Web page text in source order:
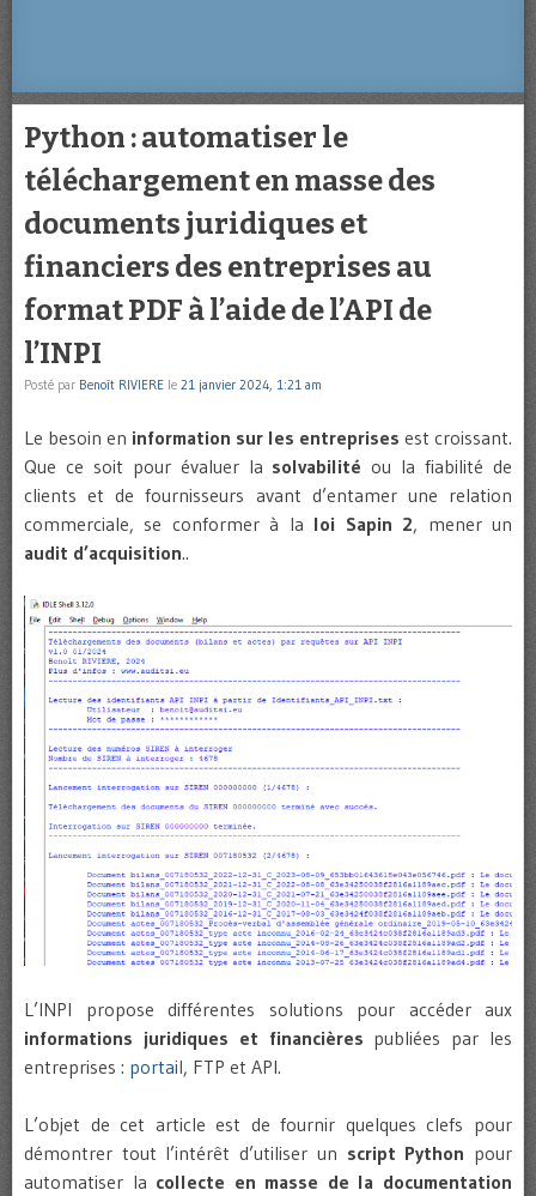
Python : automatiser le
téléchargement en masse des
documents juridiques et
financiers des entreprises au
format PDF à l’aide de l’API de
l’INPI
Posté par Benoît RIVIERE le 21 janvier 2024, 1:21 am
Le besoin en information sur les entreprises est croissant.
Que ce soit pour évaluer la solvabilité ou la fiabilité de
clients et de fournisseurs avant d’entamer une relation
commerciale, se conformer à la loi Sapin 2, mener un
audit d’acquisition..
L’INPI propose différentes solutions pour accéder aux
informations juridiques et financières publiées par les
entreprises : portail, FTP et API.
L’objet de cet article est de fournir quelques clefs pour
démontrer tout l’intérêt d’utiliser un script Python pour
automatiser la collecte en masse de la documentation